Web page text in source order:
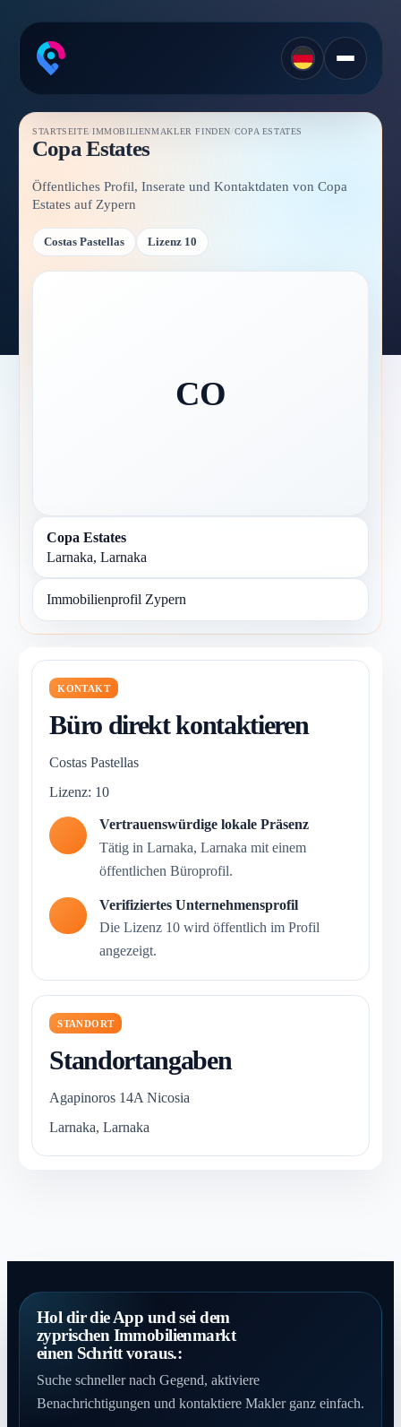
STARTSEITE/IMMOBILIENMAKLER FINDEN /COPA ESTATES
Copa Estates
Öffentliches Profil, Inserate und Kontaktdaten von Copa
Estates auf Zypern
Costas Pastellas Lizenz 10
CO
Copa Estates
Larnaka, Larnaka
Immobilienprofil Zypern
KONTAKT
Büro direkt kontaktieren
Costas Pastellas
Lizenz: 10
Vertrauenswürdige lokale Präsenz
Tätig in Larnaka, Larnaka mit einem
öffentlichen Büroprofil.
Verifiziertes Unternehmensprofil
Die Lizenz 10 wird öffentlich im Profil
angezeigt.
STANDORT
Standortangaben
Agapinoros 14A Nicosia
Larnaka, Larnaka
Hol dir die App und sei dem
zyprischen Immobilienmarkt
einen Schritt voraus.:
Suche schneller nach Gegend, aktiviere
Benachrichtigungen und kontaktiere Makler ganz einfach.